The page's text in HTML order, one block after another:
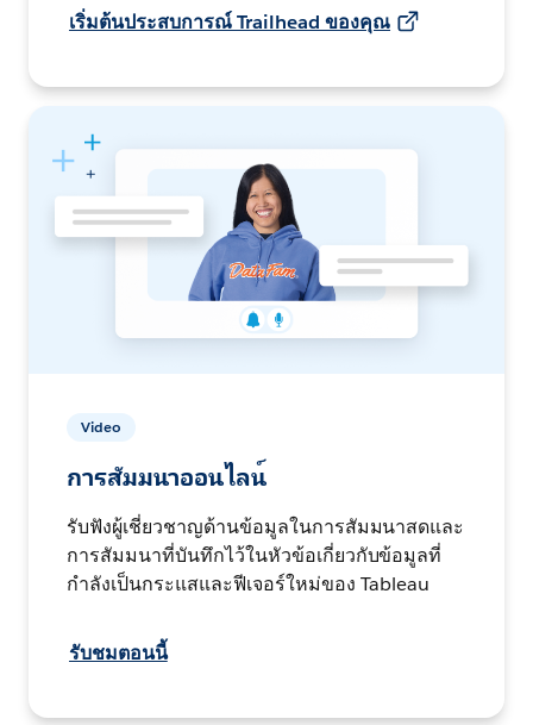
เริ่มต้นประสบการณ์ Trailhead ของคุณ
Video
การสัมมนาออนไลน์
รับฟังผู้เชี่ยวชาญด้านข้อมูลในการสัมมนาสดและ
การสัมมนาที่บันทึกไว้ในหัวข้อเกี่ยวกับข้อมูลที่
กำลังเป็นกระแสและฟีเจอร์ใหม่ของ Tableau
รับชมตอนนี้